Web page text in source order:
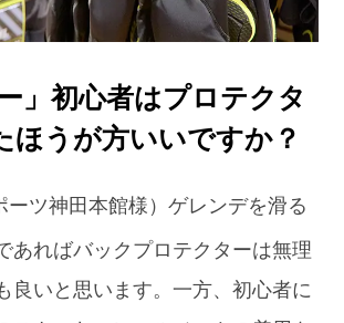
」初心者はプロテクタ
ほうが方いいですか？
ーツ神田本館様）ゲレンデを滑る
あればバックプロテクターは無理
良いと思います。一方、初心者に